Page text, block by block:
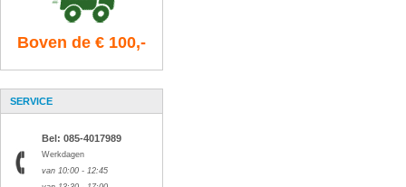
Boven de € 100,-
SERVICE
Bel: 085-4017989
Werkdagen
van 10:00 - 12:45